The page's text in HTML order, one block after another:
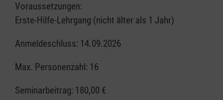
Voraussetzungen:
Erste-Hilfe-Lehrgang (nicht älter als 1 Jahr)
Anmeldeschluss: 14.09.2026
Max. Personenzahl: 16
Seminarbeitrag: 180,00 €